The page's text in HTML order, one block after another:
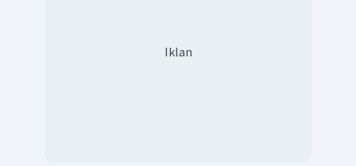
Iklan